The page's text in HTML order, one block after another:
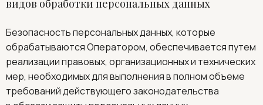
видов обработки персональных данных
Безопасность персональных данных, которые
обрабатываются Оператором, обеспечивается путем
реализации правовых, организационных и технических
мер, необходимых для выполнения в полном объеме
требований действующего законодательства